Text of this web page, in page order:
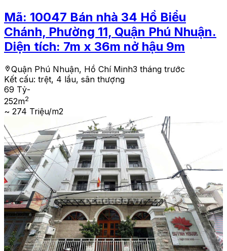
Mã: 10047 Bán nhà 34 Hồ Biểu
Chánh, Phường 11, Quận Phú Nhuận.
Diện tích: 7m x 36m nở hậu 9m
Quận Phú Nhuận, Hồ Chí Minh3 tháng trước
Kết cấu: trệt, 4 lầu, sân thượng
69 Tỷ-
252m2
~ 274 Triệu/m2